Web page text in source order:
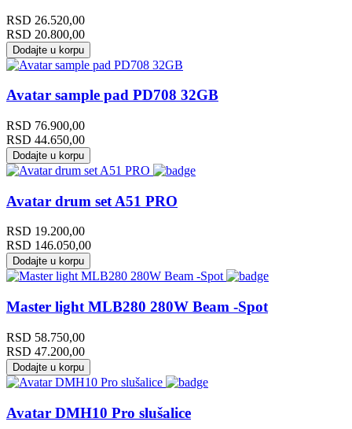
RSD 26.520,00
RSD 20.800,00
Dodajte u korpu
Avatar sample pad PD708 32GB
RSD 76.900,00
RSD 44.650,00
Dodajte u korpu
Avatar drum set A51 PRO
RSD 19.200,00
RSD 146.050,00
Dodajte u korpu
Master light MLB280 280W Beam -Spot
RSD 58.750,00
RSD 47.200,00
Dodajte u korpu
Avatar DMH10 Pro slušalice